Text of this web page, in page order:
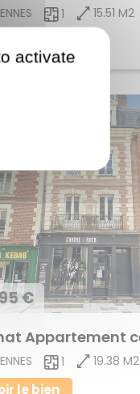
1 15.51 M2
€
1 19.38 M2
le bien
activate